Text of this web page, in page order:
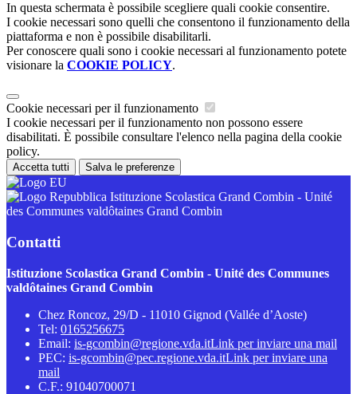
In questa schermata è possibile scegliere quali cookie consentire.
I cookie necessari sono quelli che consentono il funzionamento della
piattaforma e non è possibile disabilitarli.
Per conoscere quali sono i cookie necessari al funzionamento potete
visionare la COOKIE POLICY.
Cookie necessari per il funzionamento
I cookie necessari per il funzionamento non possono essere
disabilitati. È possibile consultare l'elenco nella pagina della cookie
policy.
Accetta tutti Salva le preferenze
Istituzione Scolastica Grand Combin - Unité
des Communes valdôtaines Grand Combin
Contatti
Istituzione Scolastica Grand Combin - Unité des Communes
valdôtaines Grand Combin
Chez Roncoz, 29/D - 11010 Gignod (Vallée d’Aoste)
Tel: 0165256675
Email: is-gcombin@regione.vda.itLink per inviare una mail
PEC: is-gcombin@pec.regione.vda.itLink per inviare una
mail
C.F.: 91040700071